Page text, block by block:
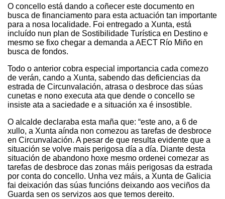
O concello está dando a coñecer este documento en
busca de financiamento para esta actuación tan importante
para a nosa localidade. Foi entregado a Xunta, está
incluído nun plan de Sostibilidade Turística en Destino e
mesmo se fixo chegar a demanda a AECT Río Miño en
busca de fondos.
Todo o anterior cobra especial importancia cada comezo
de verán, cando a Xunta, sabendo das deficiencias da
estrada de Circunvalación, atrasa o desbroce das súas
cunetas e nono executa ata que dende o concello se
insiste ata a saciedade e a situación xa é insostible.
O alcalde declaraba esta maña que: “este ano, a 6 de
xullo, a Xunta aínda non comezou as tarefas de desbroce
en Circunvalación. A pesar de que resulta evidente que a
situación se volve mais perigosa día a día. Diante desta
situación de abandono hoxe mesmo ordenei comezar as
tarefas de desbroce das zonas máis perigosas da estrada
por conta do concello. Unha vez máis, a Xunta de Galicia
fai deixación das súas funcións deixando aos veciños da
Guarda sen os servizos aos que temos dereito.